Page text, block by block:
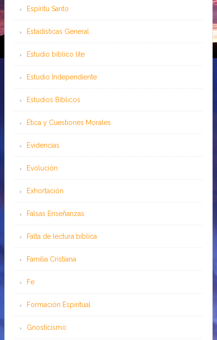
Espíritu Santo
Estadísticas General
Estudio bíblico lite
Estudio Independiente
Estudios Bíblicos
Ética y Cuestiones Morales
Evidencias
Evolución
Exhortación
Falsas Enseñanzas
Falta de lectura bíblica
Familia Cristiana
Fe
Formación Espiritual
Gnosticismo